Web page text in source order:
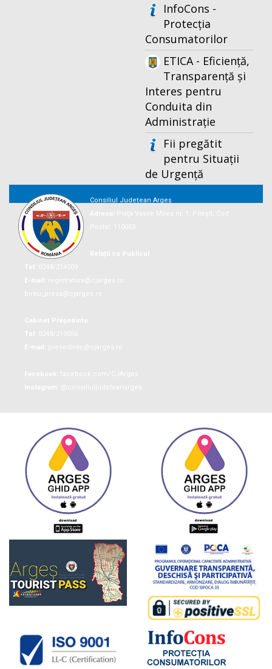
InfoCons -
Protecția
Consumatorilor
ETICA - Eficiență,
Transparență și
Interes pentru
Conduita din
Administrație
Fii pregătit
pentru Situații
de Urgență
Consiliul Județean Argeș